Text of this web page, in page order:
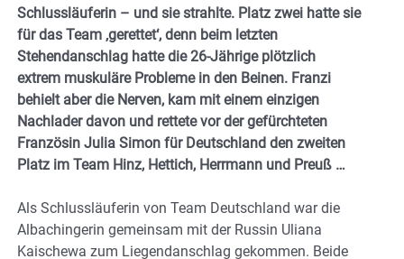
Schlussläuferin – und sie strahlte. Platz zwei hatte sie
für das Team ‚gerettet‘, denn beim letzten
Stehendanschlag hatte die 26-Jährige plötzlich
extrem muskuläre Probleme in den Beinen. Franzi
behielt aber die Nerven, kam mit einem einzigen
Nachlader davon und rettete vor der gefürchteten
Französin Julia Simon für Deutschland den zweiten
Platz im Team Hinz, Hettich, Herrmann und Preuß …
Als Schlussläuferin von Team Deutschland war die
Albachingerin gemeinsam mit der Russin Uliana
Kaischewa zum Liegendanschlag gekommen. Beide